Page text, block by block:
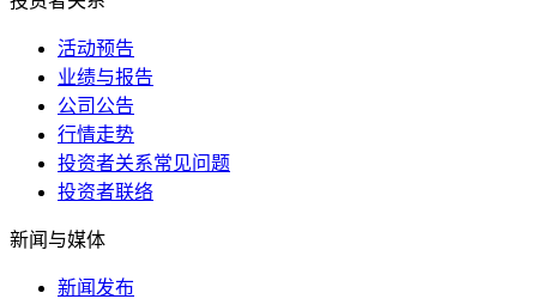
活动预告
业绩与报告
公司公告
行情走势
投资者关系常见问题
投资者联络
新闻与媒体
新闻发布